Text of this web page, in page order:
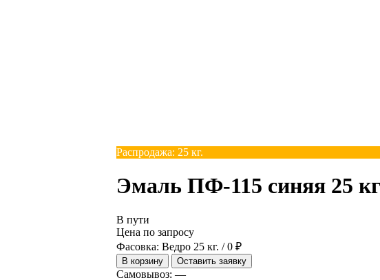
Распродажа: 25 кг.
Эмаль ПФ-115 синяя 25
В пути
Цена по запросу
Фасовка: Ведро 25 кг. / 0 ₽
В корзину Оставить заявку
Самовывоз: —